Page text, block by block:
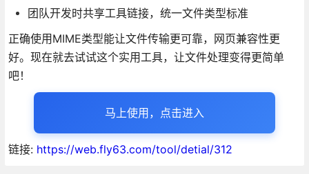
团队开发时共享工具链接，统一文件类型标准
正确使用MIME类型能让文件传输更可靠，网页兼容性更
好。现在就去试试这个实用工具，让文件处理变得更简单
吧！
马上使用，点击进入
链接: https://web.fly63.com/tool/detial/312